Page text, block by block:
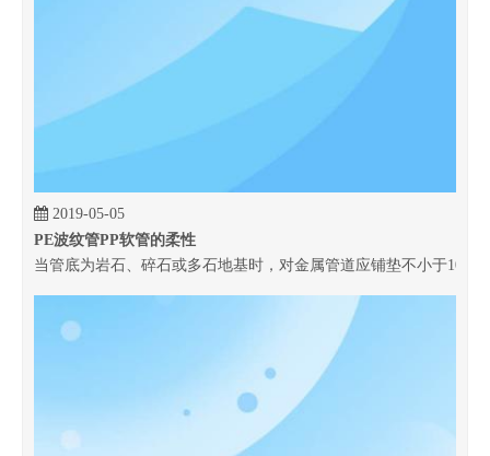
2019-05-05
PE波纹管PP软管的柔性
当管底为岩石、碎石或多石地基时，对金属管道应铺垫不小于100